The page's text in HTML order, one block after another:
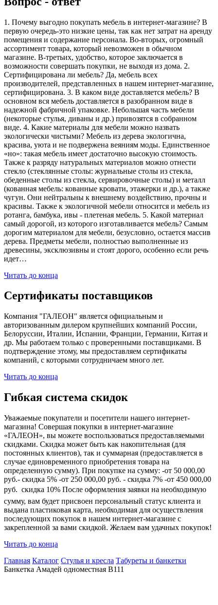
1. Почему выгодно покупать мебель в интернет-магазине? В
первую очередь-это низкие цены, так как нет затрат на аренду
помещения и содержание персонала. Во-вторых, огромный
ассортимент товара, который невозможен в обычном
магазине. В-третьих, удобство, которое заключается в
возможности совершать покупки, не выходя из дома. 2.
Сертифицирована ли мебель? Да, мебель всех
производителей, представленных в нашем интернет-магазине,
сертифицирована. 3. В каком виде доставляется мебель? В
основном вся мебель доставляется в разобранном виде в
надежной фабричной упаковке. Небольшая часть мебели
(некоторые стулья, диваны и др.) привозятся в собранном
виде. 4. Какие материалы для мебели можно назвать
экологически чистыми? Мебель из дерева экологична,
красива, уюта и не подвержена веяниям моды. Единственное
«но»: такая мебель имеет достаточно высокую стоимость.
Также к разряду натуральных материалов можно отнести
стекло (стеклянные столы: журнальные столы из стекла,
обеденные столы из стекла, сервировочные столы) и металл
(кованная мебель: кованные кровати, этажерки и др.), а также
чугун. Они нейтральны к внешнему воздействию, прочны и
красивы. Также к экологичной мебели относится и мебель из
ротанга, бамбука, ивы - плетеная мебель. 5. Какой материал
самый дорогой, из которого изготавливается мебель? Самым
дорогим материалом для мебели, безусловно, остается массив
дерева. Предметы мебели, полностью выполненные из
древесины, эксклюзивны и стоят дорого, особенно если речь
идет…
Читать до конца
Сертификаты поставщиков
Компания "ГАЛЕОН" является официальным и
авторизованным дилером крупнейших компаний России,
Белоруссии, Италии, Испании, Франции, Германии, Китая и
др. Мы работаем только с проверенными поставщиками. В
подтверждение этому, мы предоставляем сертификаты
компаний, с которыми сотрудничаем много лет.
Читать до конца
Гибкая система скидок
Уважаемые покупатели и посетители нашего интернет-
магазина! Совершая покупки в интернет-магазине
«ГАЛЕОН», вы можете воспользоваться предоставляемыми
скидками. Скидка может быть как накопительная (для
постоянных клиентов), так и суммарная (предоставляется в
случае единовременного приобретения товара на
определенную сумму). При покупке на сумму: -от 50 000,00
руб.- скидка 5% -от 250 000,00 руб. - скидка 7% -от 450 000,00
руб.  скидка 10% После оформления заявки на необходимую
сумму, вам будет присвоен персональный статус клиента и
выдана пластиковая карта, необходимая для осуществления
последующих покупок в нашем интернет-магазине с
закрепленной за вами скидкой. Желаем вам удачных покупок!
Читать до конца
Главная Каталог Стулья и кресла Табуреты и банкетки
Банкетка Амадей одноместная B111